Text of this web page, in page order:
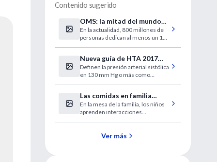
Contenido sugerido
OMS: la mitad del mundo
carece de acceso a
servicios de salud
esenciales
En la actualidad, 800 millones de
personas dedican al menos un 10
los progenitores o de un hijo u otro
familiar
Nueva guía de HTA 2017
AHA / ACC
Definen la presión arterial sistólica
en 130 mm Hg o más como
Las comidas en familia
mejoran la conducta de los
niños
En la mesa de la familia, los niños
aprenden interacciones
Ver más